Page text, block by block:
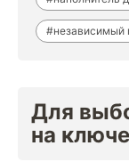
#независимый
Для
на